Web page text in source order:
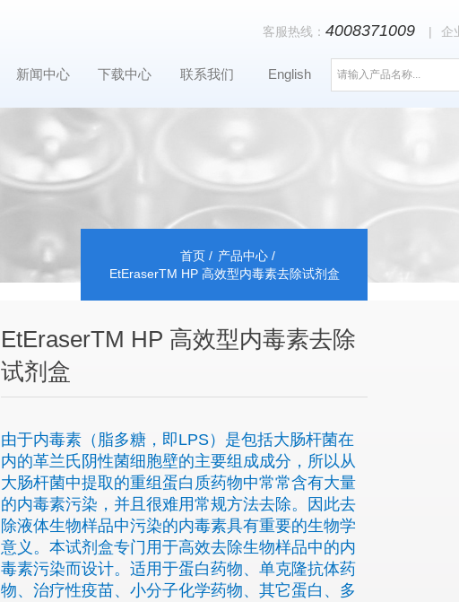
新闻中心 下载中心 联系我们 English
客服热线： 4008371009 | 企
首页
产品中心
EtEraserTM HP 高效型内毒素去除试剂盒
EtEraserTM HP 高效型内毒素去除
试剂盒
由于内毒素（脂多糖，即LPS）是包括大肠杆菌在
内的革兰氏阴性菌细胞壁的主要组成成分，所以从
大肠杆菌中提取的重组蛋白质药物中常常含有大量
的内毒素污染，并且很难用常规方法去除。因此去
除液体生物样品中污染的内毒素具有重要的生物学
意义。本试剂盒专门用于高效去除生物样品中的内
毒素污染而设计。适用于蛋白药物、单克隆抗体药
物、治疗性疫苗、小分子化学药物、其它蛋白、多